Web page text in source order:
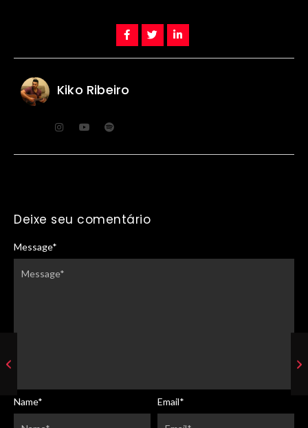
Kiko Ribeiro
Deixe seu comentário
Message*
Name* Email*